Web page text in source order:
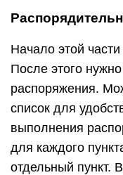
Начало этой
После этого
распоряжения.
список для
выполнения
для каждого
отдельный пункт.